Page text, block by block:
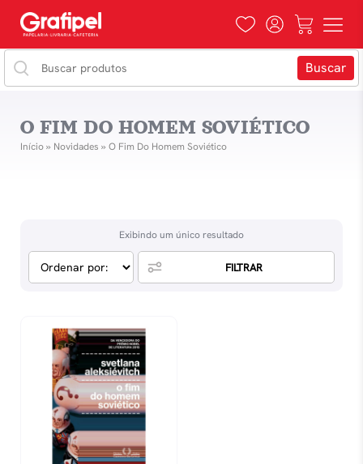
O FIM DO HOMEM SOVIÉTICO
Início» Novidades » O Fim Do Homem Soviético
Exibindo um único resultado
FILTRAR